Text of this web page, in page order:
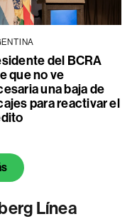
del BCRA
que no ve
una baja de
para reactivar el
Línea